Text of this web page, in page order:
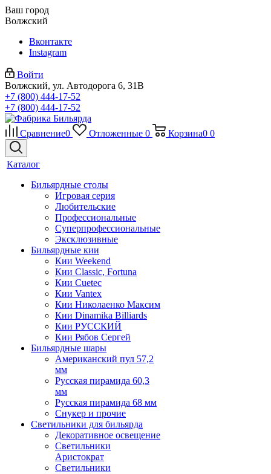
Ваш город
Волжский
Вконтакте
Instagram
Войти
Волжский, ул. Автодорога 6, 31В
+7 (800) 444-17-52
+7 (800) 444-17-52
Сравнение0 Отложенные 0 Корзина0 0
Каталог
Бильярдные столы
Игровая серия
Любительские
Профессиональные
Суперпрофессиональные
Эксклюзивные
Бильярдные кии
Кии Weekend
Кии Classic, Fortuna
Кии Cuetec
Кии Vantex
Кии Николаенко Максим
Кии Dinamika Billiards
Кии РУССКИЙ
Кии Рябов Сергей
Бильярдные шары
Американский пул 57,2
мм
Русская пирамида 60,3
мм
Русская пирамида 68 мм
Снукер и прочие
Светильники для бильярда
Декоративное освещение
Светильники
Аристократ
Светильники